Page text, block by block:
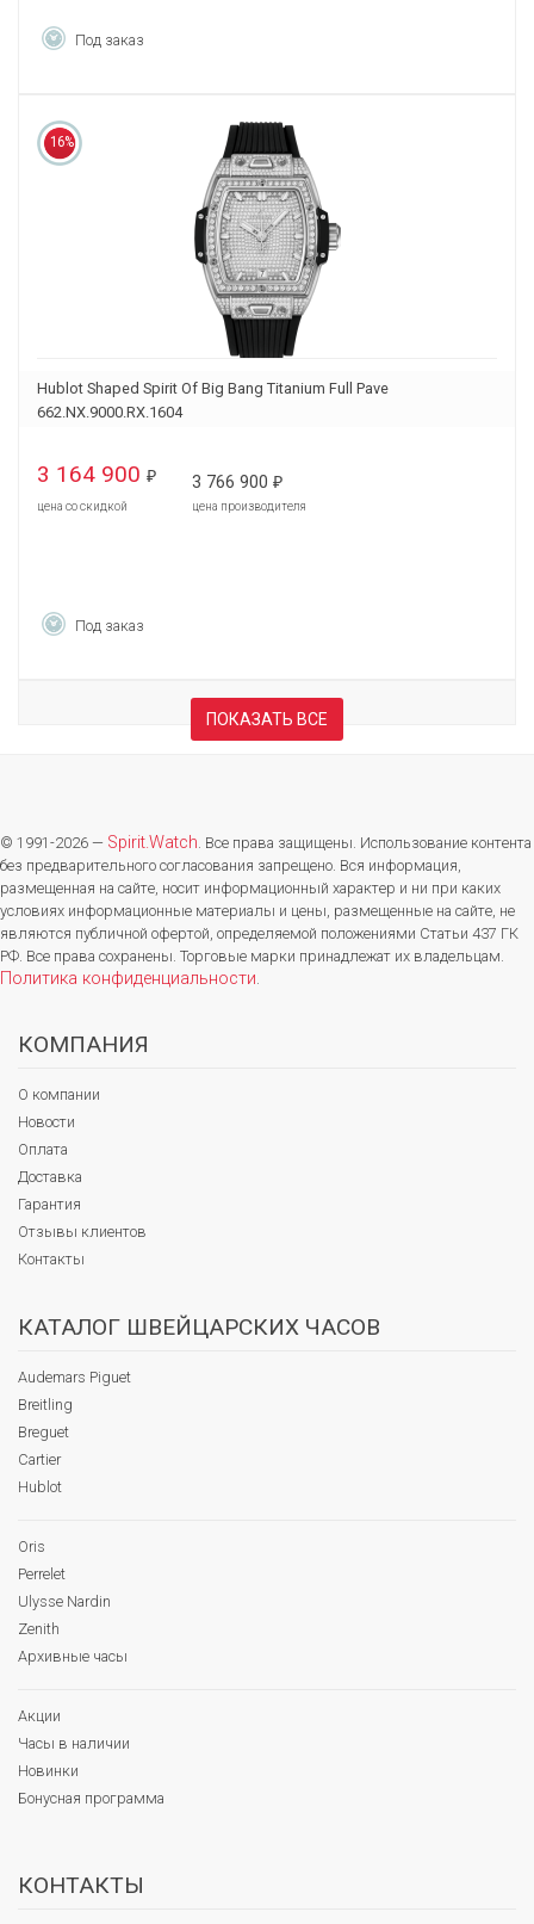
Под заказ
16%
Hublot Shaped Spirit Of Big Bang Titanium Full Pave
662.NX.9000.RX.1604
3 164 900 ₽
цена со скидкой
3 766 900 ₽
цена производителя
Под заказ
ПОКАЗАТЬ ВСЕ
© 1991-2026 — Spirit.Watch. Все права защищены. Использование контента
без предварительного согласования запрещено. Вся информация,
размещенная на сайте, носит информационный характер и ни при каких
условиях информационные материалы и цены, размещенные на сайте, не
являются публичной офертой, определяемой положениями Статьи 437 ГК
РФ. Все права сохранены. Торговые марки принадлежат их владельцам.
Политика конфиденциальности.
КОМПАНИЯ
О компании
Новости
Оплата
Доставка
Гарантия
Отзывы клиентов
Контакты
КАТАЛОГ ШВЕЙЦАРСКИХ ЧАСОВ
Audemars Piguet
Breitling
Breguet
Cartier
Hublot
Oris
Perrelet
Ulysse Nardin
Zenith
Архивные часы
Акции
Часы в наличии
Новинки
Бонусная программа
КОНТАКТЫ